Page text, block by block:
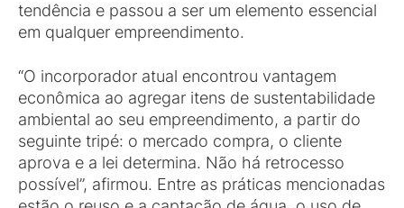
tendência e passou a ser um elemento essencial
em qualquer empreendimento.
“O incorporador atual encontrou vantagem
econômica ao agregar itens de sustentabilidade
ambiental ao seu empreendimento, a partir do
seguinte tripé: o mercado compra, o cliente
aprova e a lei determina. Não há retrocesso
possível”, afirmou. Entre as práticas mencionadas